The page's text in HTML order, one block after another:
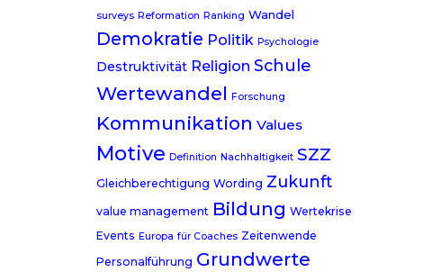
surveys Reformation Ranking Wandel
Demokratie Politik Psychologie
Destruktivität Religion Schule
Wertewandel Forschung
Kommunikation Values
Motive Definition Nachhaltigkeit SZZ
Gleichberechtigung Wording Zukunft
value management Bildung Wertekrise
Events Europa für Coaches Zeitenwende
Personalführung Grundwerte